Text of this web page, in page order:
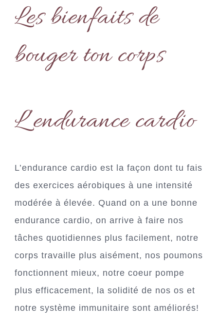
Les bienfaits de
bouger ton corps
L’endurance cardio
L’endurance cardio est la façon dont tu fais
des exercices aérobiques à une intensité
modérée à élevée. Quand on a une bonne
endurance cardio, on arrive à faire nos
tâches quotidiennes plus facilement, notre
corps travaille plus aisément, nos poumons
fonctionnent mieux, notre coeur pompe
plus efficacement, la solidité de nos os et
notre système immunitaire sont améliorés!